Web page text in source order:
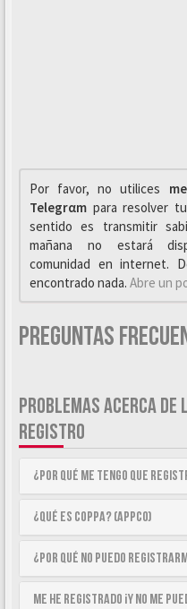
Por favor, no utilices
Telegrαm para resolver
sentido es transmitir
mañana no estará
comunidad en internet.
encontrado nada. Abre un
Preguntas
PROBLEMAS ACERCA
REGISTRO
¿Por qué me tengo que
¿Qué es COPPA? (APPCO)
¿Por qué no puedo
Me he registrado ¡y no me